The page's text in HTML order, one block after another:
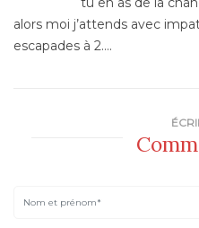
alors moi j’attends avec
escapades à 2….